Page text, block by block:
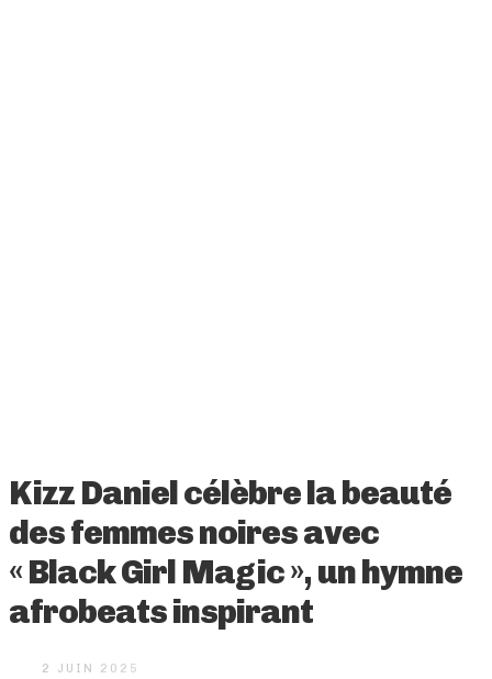
Kizz Daniel célèbre la beauté
des femmes noires avec
« Black Girl Magic », un hymne
afrobeats inspirant
2 JUIN 2025